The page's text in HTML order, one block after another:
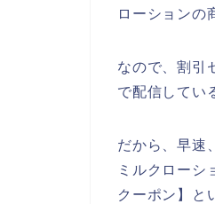
ローションの
なので、割引
で配信してい
だから、早速
ミルクローシ
クーポン】と